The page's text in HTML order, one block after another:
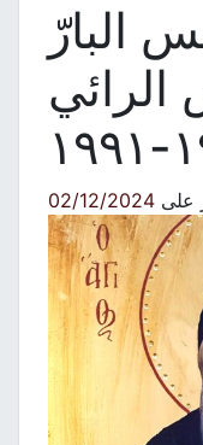
البارّ
02/12/2024